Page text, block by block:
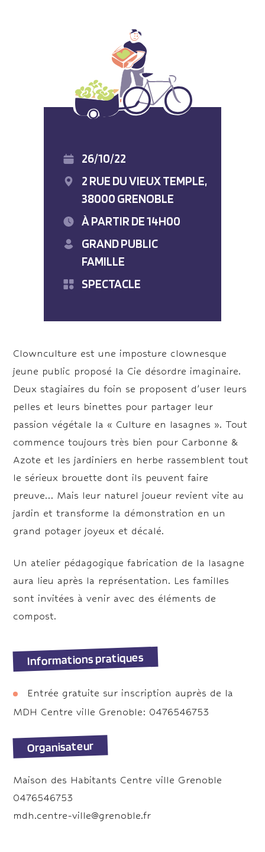
Clownculture est une imposture clownesque
jeune public proposé la Cie désordre imaginaire.
Deux stagiaires du foin se proposent d’user leurs
pelles et leurs binettes pour partager leur
passion végétale la « Culture en lasagnes ». Tout
commence toujours très bien pour Carbonne &
Azote et les jardiniers en herbe rassemblent tout
le sérieux brouette dont ils peuvent faire
preuve… Mais leur naturel joueur revient vite au
jardin et transforme la démonstration en un
grand potager joyeux et décalé.
Un atelier pédagogique fabrication de la lasagne
aura lieu après la représentation. Les familles
sont invitées à venir avec des éléments de
compost.
Informations pratiques
Entrée gratuite sur inscription auprès de la
MDH Centre ville Grenoble: 0476546753
Organisateur
Maison des Habitants Centre ville Grenoble
0476546753
mdh.centre-ville@grenoble.fr
26/10/22
2 RUE DU VIEUX TEMPLE,
38000 GRENOBLE
À PARTIR DE 14H00
GRAND PUBLIC
FAMILLE
SPECTACLE